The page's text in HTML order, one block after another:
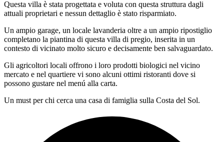
Questa villa è stata progettata e voluta con questa struttura dagli
attuali proprietari e nessun dettaglio è stato risparmiato.
Un ampio garage, un locale lavanderia oltre a un ampio ripostiglio
completano la piantina di questa villa di pregio, inserita in un
contesto di vicinato molto sicuro e decisamente ben salvaguardato.
Gli agricoltori locali offrono i loro prodotti biologici nel vicino
mercato e nel quartiere vi sono alcuni ottimi ristoranti dove si
possono gustare nel menú alla carta.
Un must per chi cerca una casa di famiglia sulla Costa del Sol.